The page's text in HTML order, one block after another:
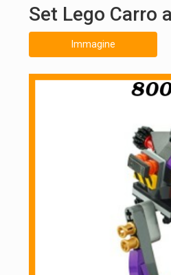
Set Lego Carro
Immagine